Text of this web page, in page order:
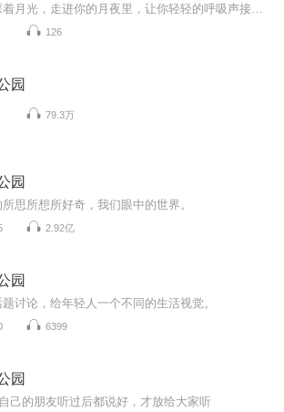
126
园
79.3万
园
思所想所好奇，我们眼中的世界。
2.92亿
园
讨论，给年轻人一个不同的生活视觉。
6399
园
己的朋友听过后都说好，才放给大家听